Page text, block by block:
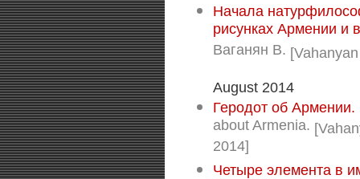
Начала
рисунках Армении и
Ваганян В.
August 2014
Геродот об Армении.
about Armenia.
2014]
Четыре элемента в